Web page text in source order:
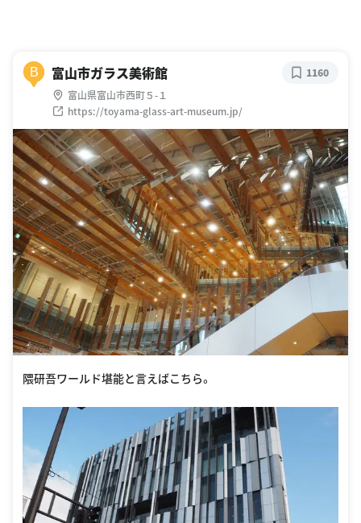
B 富山市ガラス美術館
富山県富山市西町５-１
https://toyama-glass-art-museum.jp/
1160
隈研吾ワールド堪能と言えばこちら。